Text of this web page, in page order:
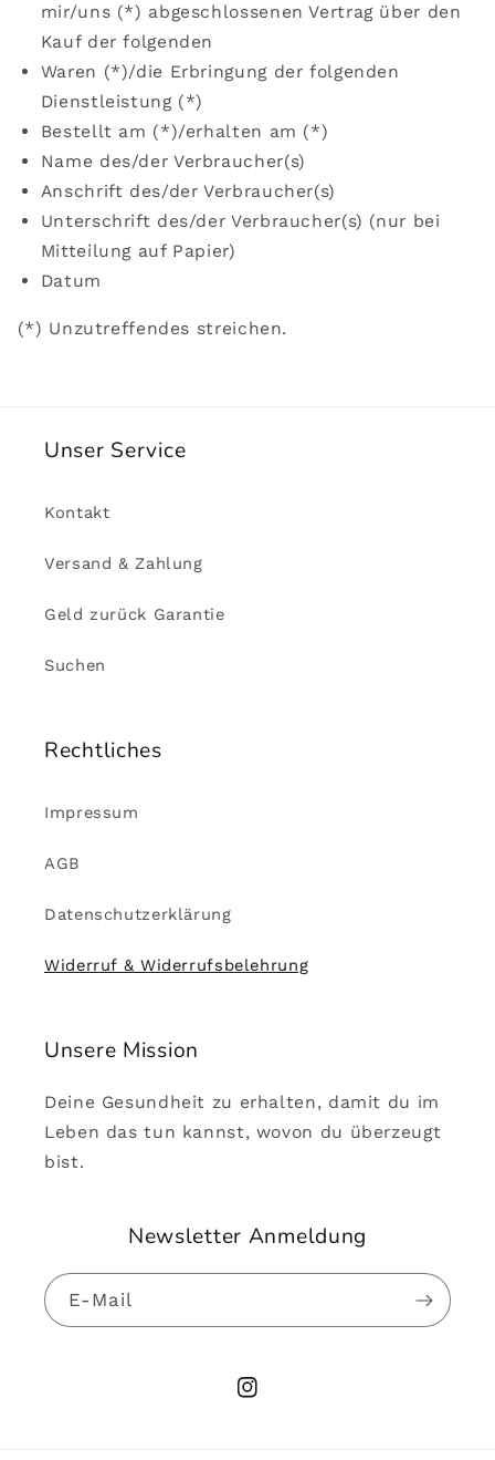
mir/uns (*) abgeschlossenen Vertrag über den
Kauf der folgenden
Waren (*)/die Erbringung der folgenden
Dienstleistung (*)
Bestellt am (*)/erhalten am (*)
Name des/der Verbraucher(s)
Anschrift des/der Verbraucher(s)
Unterschrift des/der Verbraucher(s) (nur bei
Mitteilung auf Papier)
Datum
(*) Unzutreffendes streichen.
Unser Service
Kontakt
Versand & Zahlung
Geld zurück Garantie
Suchen
Rechtliches
Impressum
AGB
Datenschutzerklärung
Widerruf & Widerrufsbelehrung
Unsere Mission
Deine Gesundheit zu erhalten, damit du im
Leben das tun kannst, wovon du überzeugt
bist.
Newsletter Anmeldung
E-Mail
Instagram